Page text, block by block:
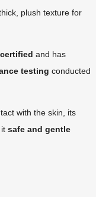
plush texture for
and has
testing conducted
with the skin, its
safe and gentle